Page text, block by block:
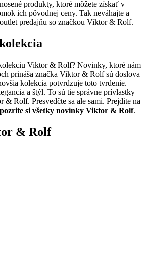
produkty, ktoré môžete získať v
ich pôvodnej ceny. Tak neváhajte a
predajňu so značkou Viktor & Rolf.
Viktor & Rolf? Novinky, ktoré nám
prináša značka Viktor & Rolf sú doslova
kolekcia potvrdzuje toto tvrdenie.
a štýl. To sú tie správne prívlastky
Rolf. Presvedčte sa ale sami. Prejdite na
pozrite si všetky novinky Viktor & Rolf.
& Rolf